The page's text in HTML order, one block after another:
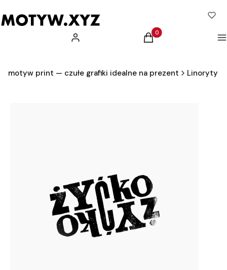
Zaloguj się Produkty w koszyku: 0.
Koszyk
motyw print — czułe grafiki idealne na prezent Linoryty